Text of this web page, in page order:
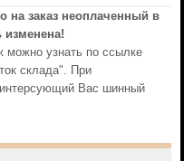
на заказ неоплаченный в
изменена!
можно узнать по ссылке
склада". При
Вас шинный